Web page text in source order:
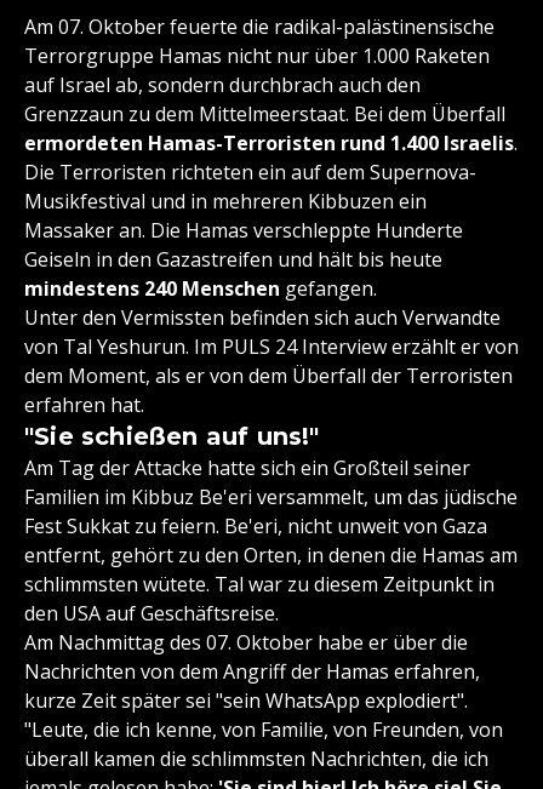
Am 07. Oktober feuerte die radikal-palästinensische
Terrorgruppe Hamas nicht nur über 1.000 Raketen
auf Israel ab, sondern durchbrach auch den
Grenzzaun zu dem Mittelmeerstaat. Bei dem Überfall
ermordeten Hamas-Terroristen rund 1.400 Israelis.
Die Terroristen richteten ein auf dem Supernova-
Musikfestival und in mehreren Kibbuzen ein
Massaker an. Die Hamas verschleppte Hunderte
Geiseln in den Gazastreifen und hält bis heute
mindestens 240 Menschen gefangen.
Unter den Vermissten befinden sich auch Verwandte
von Tal Yeshurun. Im PULS 24 Interview erzählt er von
dem Moment, als er von dem Überfall der Terroristen
erfahren hat.
"Sie schießen auf uns!"
Am Tag der Attacke hatte sich ein Großteil seiner
Familien im Kibbuz Be'eri versammelt, um das jüdische
Fest Sukkat zu feiern. Be'eri, nicht unweit von Gaza
entfernt, gehört zu den Orten, in denen die Hamas am
schlimmsten wütete. Tal war zu diesem Zeitpunkt in
den USA auf Geschäftsreise.
Am Nachmittag des 07. Oktober habe er über die
Nachrichten von dem Angriff der Hamas erfahren,
kurze Zeit später sei "sein WhatsApp explodiert".
"Leute, die ich kenne, von Familie, von Freunden, von
überall kamen die schlimmsten Nachrichten, die ich